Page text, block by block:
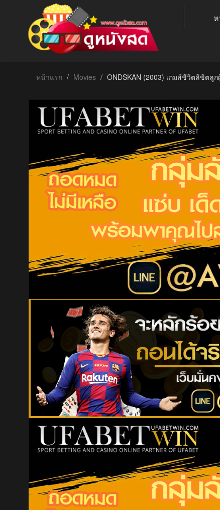
หน้าแรก Movies ONDSKAN (2003) เกมส์ชีวิตลิขิตลู